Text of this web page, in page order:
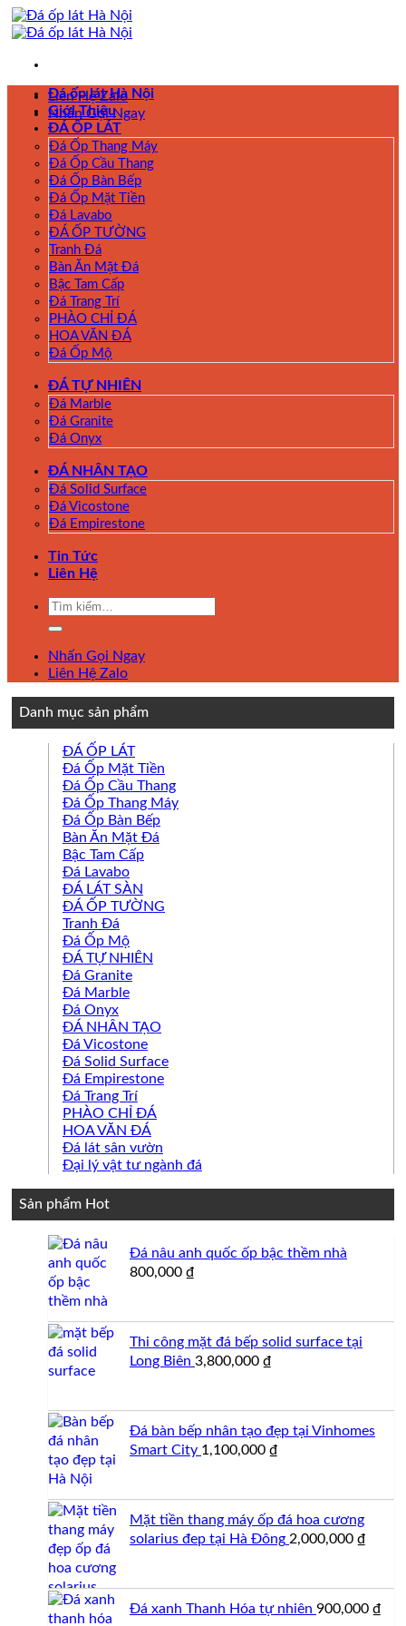
Skip
to
Liên Hệ Zalo
Nhấn Gọi Ngay
Đá ốp lát Hà Nội
Giới Thiệu
ĐÁ ỐP LÁT
Đá Ốp Thang Máy
Đá Ốp Cầu Thang
Đá Ốp Bàn Bếp
Đá Ốp Mặt Tiền
Đá Lavabo
ĐÁ ỐP TƯỜNG
Tranh Đá
Bàn Ăn Mặt Đá
Bậc Tam Cấp
Đá Trang Trí
PHÀO CHỈ ĐÁ
HOA VĂN ĐÁ
Đá Ốp Mộ
ĐÁ TỰ NHIÊN
Đá Marble
Đá Granite
Đá Onyx
ĐÁ NHÂN TẠO
Đá Solid Surface
Đá Vicostone
Đá Empirestone
Tin Tức
Liên Hệ
Tìm
Nhấn Gọi Ngay
Liên Hệ Zalo
Danh mục sản phẩm
ĐÁ ỐP LÁT
Đá Ốp Mặt Tiền
Đá Ốp Cầu Thang
Đá Ốp Thang Máy
Đá Ốp Bàn Bếp
Bàn Ăn Mặt Đá
Bậc Tam Cấp
Đá Lavabo
ĐÁ LÁT SÀN
ĐÁ ỐP TƯỜNG
Tranh Đá
Đá Ốp Mộ
ĐÁ TỰ NHIÊN
Đá Granite
Đá Marble
Đá Onyx
ĐÁ NHÂN TẠO
Đá Vicostone
Đá Solid Surface
Đá Empirestone
Đá Trang Trí
PHÀO CHỈ ĐÁ
HOA VĂN ĐÁ
Đá lát sân vườn
Đại lý vật tư ngành đá
Sản phẩm Hot
Đá nâu anh quốc ốp bậc thềm nhà
800,000 ₫
Thi công mặt đá bếp solid surface tại
Long Biên 3,800,000 ₫
Đá bàn bếp nhân tạo đẹp tại Vinhomes
Smart City 1,100,000 ₫
Mặt tiền thang máy ốp đá hoa cương
solarius đep tại Hà Đông 2,000,000 ₫
Đá xanh Thanh Hóa tự nhiên 900,000 ₫